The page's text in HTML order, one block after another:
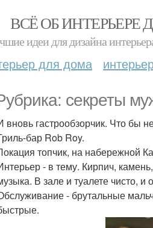
ВСЁ ОБ ИНТЕРЬЕРЕ
идеи для дизайна
для дома
секреты
вновь гастрообзорчик. Что бы
бар Rob Roy.
топчик, на набережной
- в тему. Кирпич,
В зале и туалете чисто, и
- брутальные